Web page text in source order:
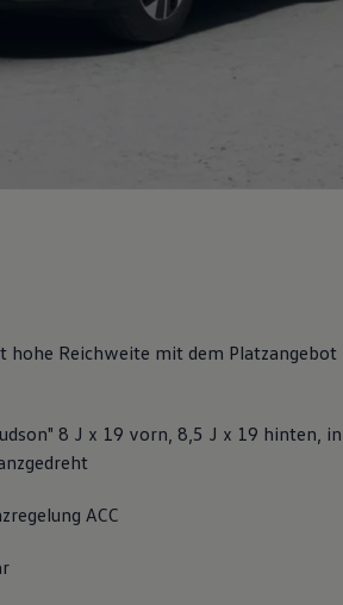
und Flüssigkeiten
und Unfallhilfe
für Software, Karten und Radio
Kundenbetreuung
und Kontrollleuchten
Betriebsanleitung
hohe Reichweite mit dem Platzangebot
8 J x 19 vorn, 8,5 J x 19 hinten, in
ACC